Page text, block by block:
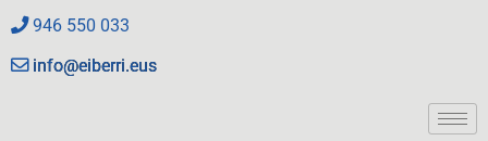
946 550 033
info@eiberri.eus